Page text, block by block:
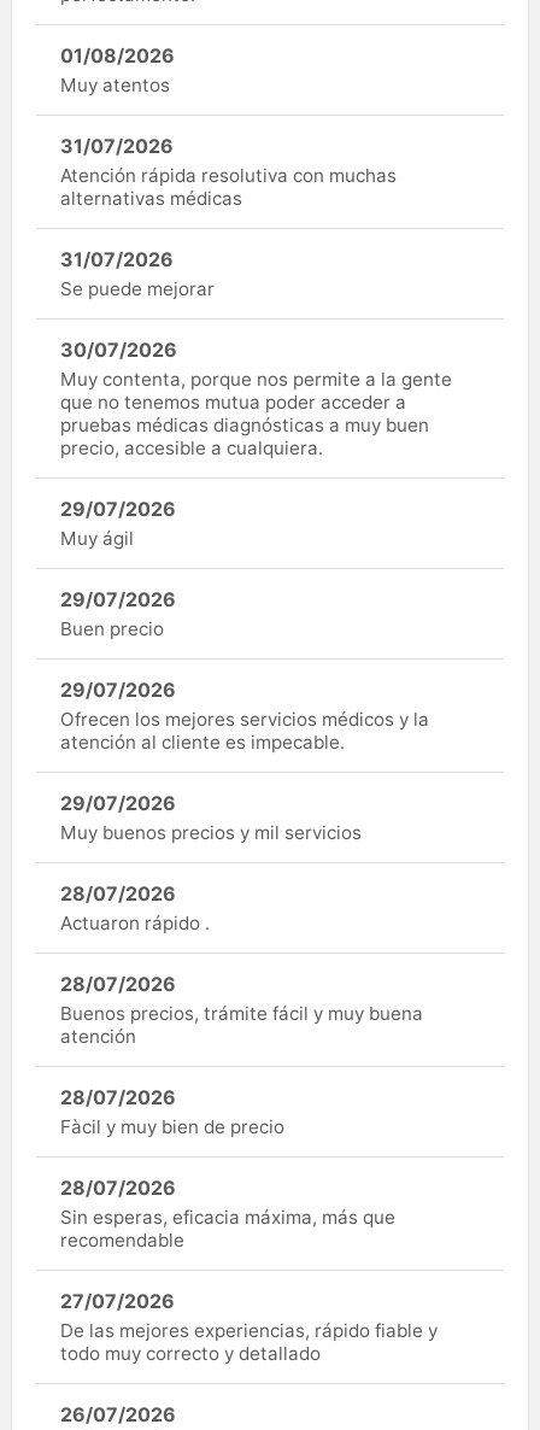
01/08/2026
Muy atentos
31/07/2026
Atención rápida resolutiva con muchas
alternativas médicas
31/07/2026
Se puede mejorar
30/07/2026
Muy contenta, porque nos permite a la gente
que no tenemos mutua poder acceder a
pruebas médicas diagnósticas a muy buen
precio, accesible a cualquiera.
29/07/2026
Muy ágil
29/07/2026
Buen precio
29/07/2026
Ofrecen los mejores servicios médicos y la
atención al cliente es impecable.
29/07/2026
Muy buenos precios y mil servicios
28/07/2026
Actuaron rápido .
28/07/2026
Buenos precios, trámite fácil y muy buena
atención
28/07/2026
Fàcil y muy bien de precio
28/07/2026
Sin esperas, eficacia máxima, más que
recomendable
27/07/2026
De las mejores experiencias, rápido fiable y
todo muy correcto y detallado
26/07/2026